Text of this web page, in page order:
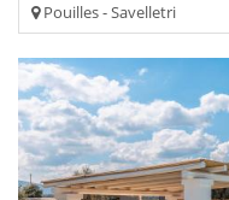
Pouilles - Savelletri